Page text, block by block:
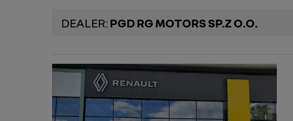
DEALER:PGD RG MOTORS SP.Z O.O.